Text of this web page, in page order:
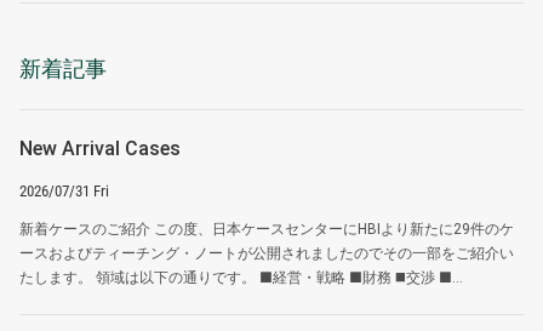
新着記事
New Arrival Cases
2026/07/31 Fri
新着ケースのご紹介 この度、日本ケースセンターにHBIより新たに29件のケ
ースおよびティーチング・ノートが公開されましたのでその一部をご紹介い
たします。 領域は以下の通りです。 ■経営・戦略 ■財務 ◼️交渉 ■...